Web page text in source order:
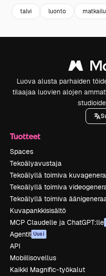
talvi luonto matkailu
Luova alusta parhaiden
tilaajaa luovien alojen
Tuotteet
Spaces
Tekoälyavustaja
Tekoälyllä toimiva
Tekoälyllä toimiva
Tekoälyllä toimiva
Kuvapankkisisältö
MCP Claudelle ja ChatGPT:lle
Agentit Uusi
API
Mobiilisovellus
Kaikki Magnific-työkalut